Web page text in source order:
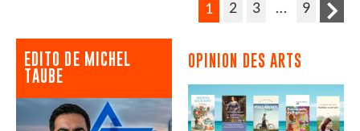
1 2 3 … 9
EDITO DE MICHEL
TAUBE
OPINION DES ARTS